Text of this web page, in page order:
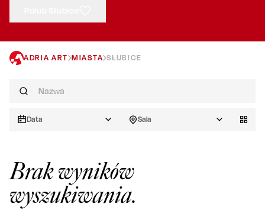
ADRIA ART MIASTA SŁUBICE
Data Sala
Brak wyników
wyszukiwania.